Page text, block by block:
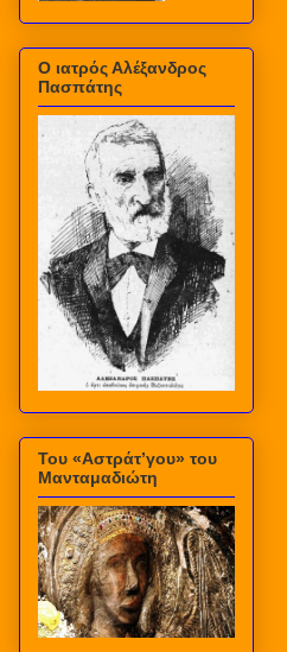
Ο ιατρός Αλέξανδρος
Πασπάτης
Του «Αστράτ’γου» του
Μανταμαδιώτη